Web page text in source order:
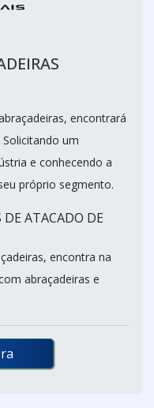
encontrará
um
e conhecendo a
próprio segmento.
ATACADO DE
encontra na
abraçadeiras e